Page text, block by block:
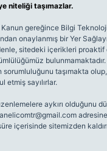
niteliği taşımazlar.
Kanun gereğince Bilgi
onaylanmış bir Yer
sitedeki içerikleri
sorumluluğunu taşımakta
etmiş sayılırlar.
aykırı olduğunu
içerisinde sitemizden